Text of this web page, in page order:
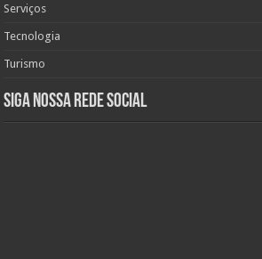
Serviços
Tecnologia
Turismo
Siga nossa rede social